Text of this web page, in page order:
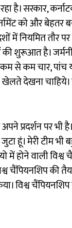
है। सरकार,
को और बेहतर
में नियमित तौर
की शुरूआत है।
कम से कम चार,
खेलते देखना
प्रदर्शन पर भी
हूं। मेरी टीम
होने वाली विश्व
चैंपियनशिप की
विश्व